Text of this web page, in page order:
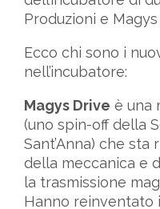
Produzioni e Magys
Ecco chi sono i
nell’incubatore:
Magys Drive è una
(uno spin-off della
Sant’Anna) che
della meccanica e
la trasmissione
Hanno reinventato